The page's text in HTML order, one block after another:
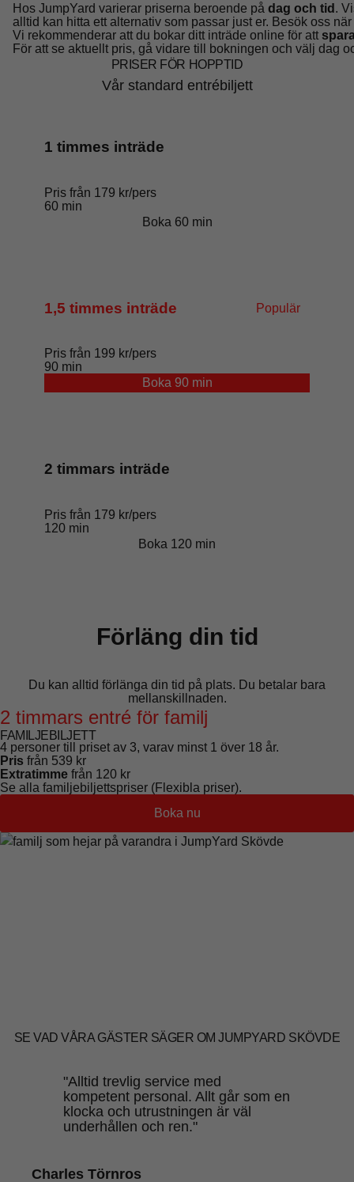
Hos JumpYard varierar priserna beroende på dag och tid .
alltid kan hitta ett alternativ som passar just er. Besök oss
Vi rekommenderar att du bokar ditt inträde online för att
För att se aktuellt pris, gå vidare till bokningen och välj dag
PRISER FÖR HOPPTID
Vår standard entrébiljett
1 timmes inträde
Pris från 179 kr/pers
60 min
Boka 60 min
1,5 timmes inträde Populär
Pris från 199 kr/pers
90 min
Boka 90 min
2 timmars inträde
Pris från 179 kr/pers
120 min
Boka 120 min
Förläng din tid
Du kan alltid förlänga din tid på plats. Du betalar bara
mellanskillnaden.
2 timmars entré för familj
FAMILJEBILJETT
4 personer till priset av 3, varav minst 1 över 18 år.
Pris från 539 kr
Extratimme från 120 kr
Se alla familjebiljettspriser (Flexibla priser).
Boka nu
SE VAD VÅRA GÄSTER SÄGER OM JUMPYARD SKÖVDE
"Alltid trevlig service med
kompetent personal. Allt går som en
klocka och utrustningen är väl
underhållen och ren."
Charles Törnros